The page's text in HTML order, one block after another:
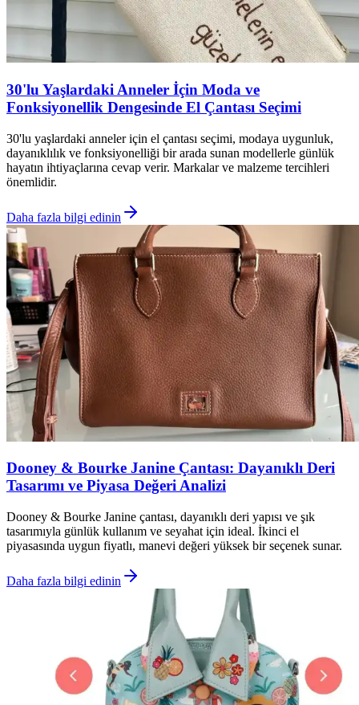
30'lu Yaşlardaki Anneler İçin Moda ve
Fonksiyonellik Dengesinde El Çantası Seçimi
30'lu yaşlardaki anneler için el çantası seçimi, modaya uygunluk,
dayanıklılık ve fonksiyonelliği bir arada sunan modellerle günlük
hayatın ihtiyaçlarına cevap verir. Markalar ve malzeme tercihleri
önemlidir.
Daha fazla bilgi edinin
Dooney & Bourke Janine Çantası: Dayanıklı Deri
Tasarımı ve Piyasa Değeri Analizi
Dooney & Bourke Janine çantası, dayanıklı deri yapısı ve şık
tasarımıyla günlük kullanım ve seyahat için ideal. İkinci el
piyasasında uygun fiyatlı, manevi değeri yüksek bir seçenek sunar.
Daha fazla bilgi edinin